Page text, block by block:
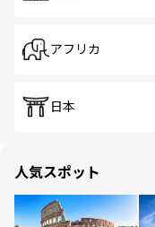
アフリカ
日本
人気スポット